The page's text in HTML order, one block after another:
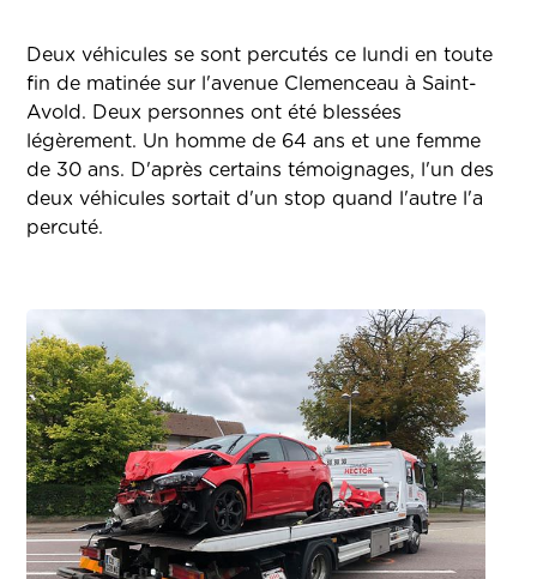
Deux véhicules se sont percutés ce lundi en toute
fin de matinée sur l'avenue Clemenceau à Saint-
Avold. Deux personnes ont été blessées
légèrement. Un homme de 64 ans et une femme
de 30 ans. D'après certains témoignages, l'un des
deux véhicules sortait d'un stop quand l'autre l'a
percuté.